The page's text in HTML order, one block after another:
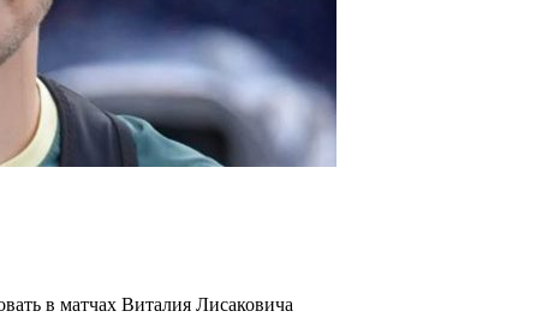
в матчах Виталия Лисаковича